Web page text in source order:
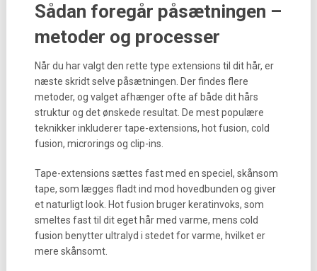
Sådan foregår påsætningen –
metoder og processer
Når du har valgt den rette type extensions til dit hår, er
næste skridt selve påsætningen. Der findes flere
metoder, og valget afhænger ofte af både dit hårs
struktur og det ønskede resultat. De mest populære
teknikker inkluderer tape-extensions, hot fusion, cold
fusion, microrings og clip-ins.
Tape-extensions sættes fast med en speciel, skånsom
tape, som lægges fladt ind mod hovedbunden og giver
et naturligt look. Hot fusion bruger keratinvoks, som
smeltes fast til dit eget hår med varme, mens cold
fusion benytter ultralyd i stedet for varme, hvilket er
mere skånsomt.